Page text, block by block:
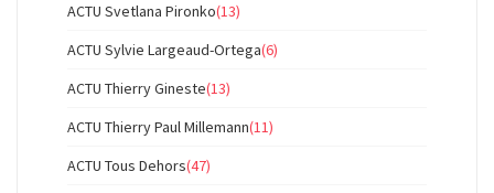
ACTU Svetlana Pironko(13)
ACTU Sylvie Largeaud-Ortega(6)
ACTU Thierry Gineste(13)
ACTU Thierry Paul Millemann(11)
ACTU Tous Dehors(47)